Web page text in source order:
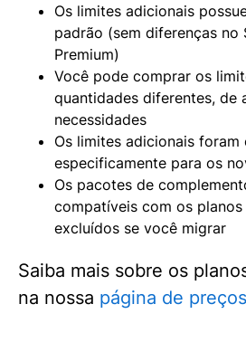
Os limites adicionais
padrão (sem diferenças no
Premium)
Você pode comprar os
quantidades diferentes, de
necessidades
Os limites adicionais foram
especificamente para os
Os pacotes de
compatíveis com os
excluídos se você migrar
Saiba mais sobre os
na nossa página de preços